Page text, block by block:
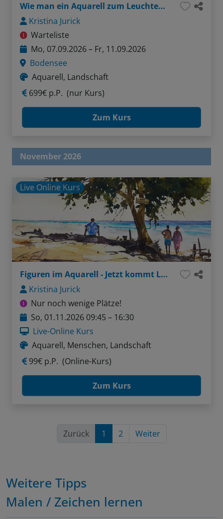
Wie man ein Aquarell zum Leuchten bringt
Kristina Jurick
Warteliste
Mo, 07.09.2026 – Fr, 11.09.2026
Bodensee
Aquarell, Landschaft
699€ p.P. (nur Kurs)
Zum Kurs
November 2026
Live Online Kurs
Figuren im Aquarell - Jetzt kommt Leben ins Bild!
Kristina Jurick
Nur noch wenige Plätze!
So, 01.11.2026 09:45 – 16:30
Live-Online Kurs
Aquarell, Menschen, Landschaft
99€ p.P. (Online-Kurs)
Zum Kurs
Zurück 1 2 Weiter
Weitere Tipps
Malen / Zeichen lernen